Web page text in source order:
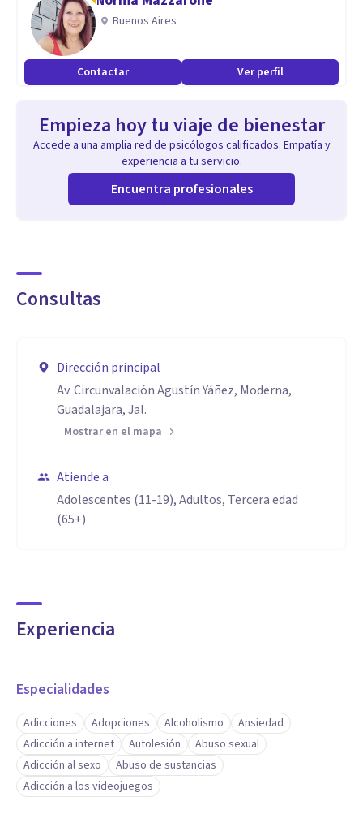
Buenos Aires
Contactar Ver perfil
Empieza hoy tu viaje de bienestar
Accede a una amplia red de psicólogos calificados. Empatía y
experiencia a tu servicio.
Encuentra profesionales
Consultas
Dirección principal
Av. Circunvalación Agustín Yáñez, Moderna,
Guadalajara, Jal.
Mostrar en el mapa
Atiende a
Adolescentes (11-19), Adultos, Tercera edad
(65+)
Experiencia
Especialidades
Adicciones Adopciones Alcoholismo
Ansiedad
Adicción a internet
Autolesión
Abuso sexual
Adicción al sexo
Abuso de sustancias
Adicción a los videojuegos